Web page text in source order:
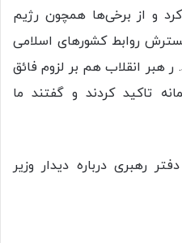
و از برخی‌ها همچون رژیم
روابط کشور‌های اسلامی
ر هبر انقلاب هم بر لزوم فائق
تاکید کردند و گفتند ما